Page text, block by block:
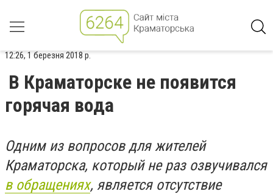
12:26, 1 березня 2018 р.
В Краматорске не появится
горячая вода
Одним из вопросов для жителей
Краматорска, который не раз озвучивался
в обращениях, является отсутствие